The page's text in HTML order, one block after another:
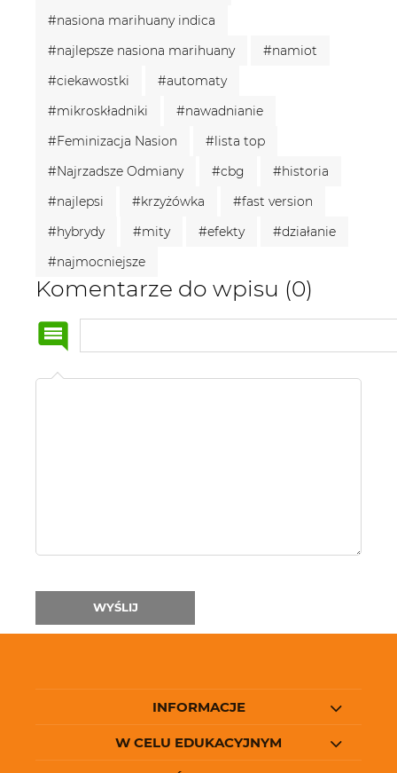
#nasiona marihuany indica
#najlepsze nasiona marihuany
#namiot
#ciekawostki
#automaty
#mikroskładniki
#nawadnianie
#Feminizacja Nasion
#lista top
#Najrzadsze Odmiany
#cbg
#historia
#najlepsi
#krzyżówka
#fast version
#hybrydy
#mity #efekty
#działanie
#najmocniejsze
Komentarze do wpisu (0)
WYŚLIJ
INFORMACJE
W CELU EDUKACYJNYM